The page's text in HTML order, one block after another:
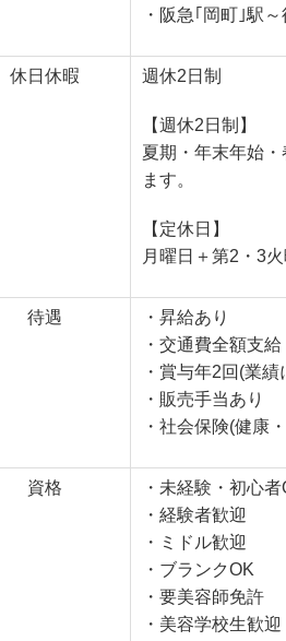
・阪急｢岡町｣駅
休日休暇 週休2日制
【週休2日制】
夏期・年末年始
ます。
【定休日】
月曜日＋第2・3
待遇
・昇給あり
・交通費全額支給
・賞与年2回(業績
・販売手当あり
・社会保険(健康
資格
・未経験・初心者
・経験者歓迎
・ミドル歓迎
・ブランクOK
・要美容師免許
・美容学校生歓迎